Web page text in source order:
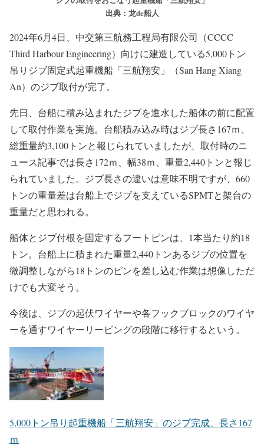
出典：龙de船人
2024年6月4日、中交第三航務工程局有限公司（CCCC
Third Harbour Engineering）向けに建造している5,000トン
吊りジブ固定式起重機船「三航翔安」（San Hang Xiang
An）のジブ取付が完了。
先日、台船に積み込まれたジブを進水した船体の前に配置
して取付作業を実施。台船積み込み時はジブ長さ167ｍ、
総重量約3,100トンと報じられていましたが、取付時のニ
ュース記事では長さ172ｍ、幅38ｍ、重量2,440トンと報じ
られていました。ジブ長さの違いは意味不明ですが、660
トンの重量差は台船上でジブを支えているSPMTと架台の
重量だと思われる。
船体とジブ付根を固定するフートピンは、1本当たり約18
トン。台船上に積まれた重量2,440トンあるジブの位置を
微調整しながら18トンのピンを差し込む作業は想像しただ
けでも大変そう。
今後は、ジブの起伏ワイヤーや各フックブロックのワイヤ
ーを通すワイヤーリービングの段階に移行するという。
5,000トン吊り起重機船「三航翔安」のジブ完成、長さ167
ｍ